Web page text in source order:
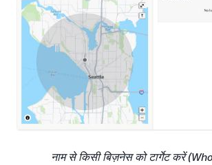
नाम से किसी बिज़नेस को टार्गेट करें